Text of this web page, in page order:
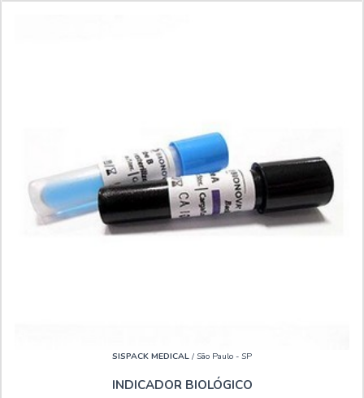
SISPACK MEDICAL / São Paulo - SP
INDICADOR BIOLÓGICO